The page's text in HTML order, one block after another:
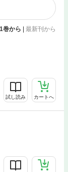
1巻から | 最新刊から
試し読み カートへ